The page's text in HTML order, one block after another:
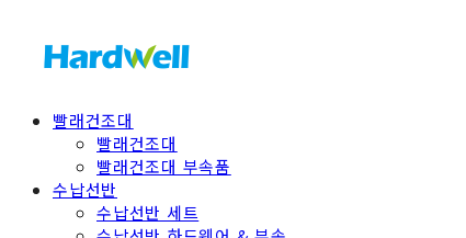
빨래건조대
빨래건조대
빨래건조대 부속품
수납선반
수납선반 세트